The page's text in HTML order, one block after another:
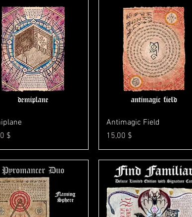
Γρήγορη προβολή
$
Γρήγορη προβολή
Antimagic Field
Τιμή
15,00 $